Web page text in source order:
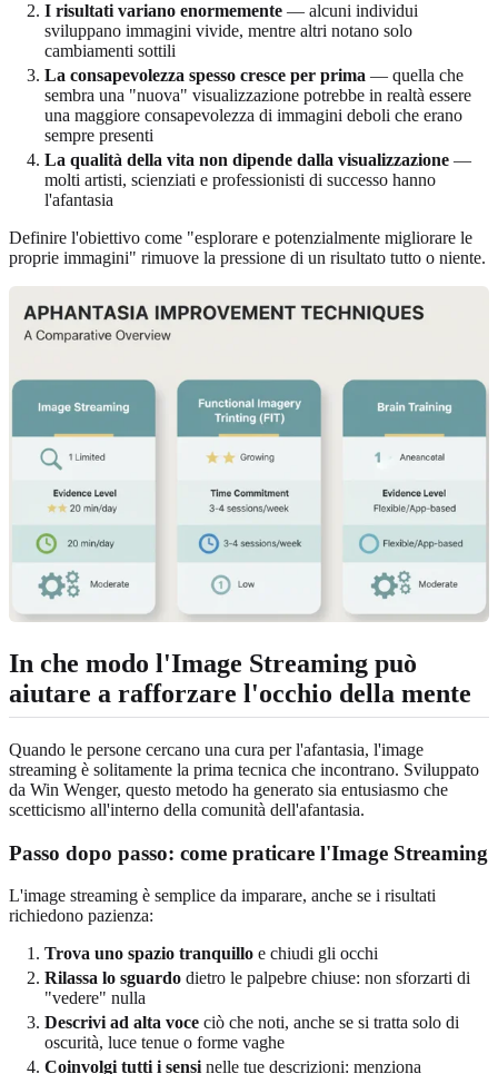
I risultati variano enormemente — alcuni individui
sviluppano immagini vivide, mentre altri notano solo
cambiamenti sottili
La consapevolezza spesso cresce per prima — quella che
sembra una "nuova" visualizzazione potrebbe in realtà essere
una maggiore consapevolezza di immagini deboli che erano
sempre presenti
La qualità della vita non dipende dalla visualizzazione —
molti artisti, scienziati e professionisti di successo hanno
l'afantasia
Definire l'obiettivo come "esplorare e potenzialmente migliorare le
proprie immagini" rimuove la pressione di un risultato tutto o niente.
In che modo l'Image Streaming può
aiutare a rafforzare l'occhio della mente
Quando le persone cercano una cura per l'afantasia, l'image
streaming è solitamente la prima tecnica che incontrano. Sviluppato
da Win Wenger, questo metodo ha generato sia entusiasmo che
scetticismo all'interno della comunità dell'afantasia.
Passo dopo passo: come praticare l'Image Streaming
L'image streaming è semplice da imparare, anche se i risultati
richiedono pazienza:
Trova uno spazio tranquillo e chiudi gli occhi
Rilassa lo sguardo dietro le palpebre chiuse: non sforzarti di
"vedere" nulla
Descrivi ad alta voce ciò che noti, anche se si tratta solo di
oscurità, luce tenue o forme vaghe
Coinvolgi tutti i sensi nelle tue descrizioni: menziona